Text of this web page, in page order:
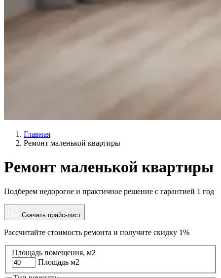
Главная
Ремонт маленькой квартиры
Ремонт маленькой квартиры
Подберем недорогое и практичное решение с гарантией 1 год
Скачать прайс-лист
Рассчитайте стоимость ремонта и получите скидку 1%
Площадь помещения, м2
Площадь м2